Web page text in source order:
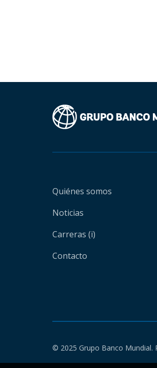
Quiénes somos
Noticias
Carreras (i)
Contacto
© 2025 Grupo Banco Mundial.